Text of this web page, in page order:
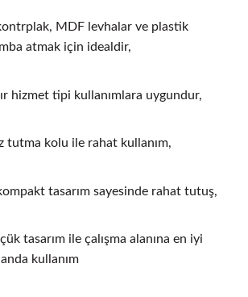
MDF levhalar ve plastik
atmak için idealdir,
hizmet tipi kullanımlara uygundur,
tutma kolu ile rahat kullanım,
tasarım sayesinde rahat tutuş,
tasarım ile çalışma alanına en iyi
kullanım